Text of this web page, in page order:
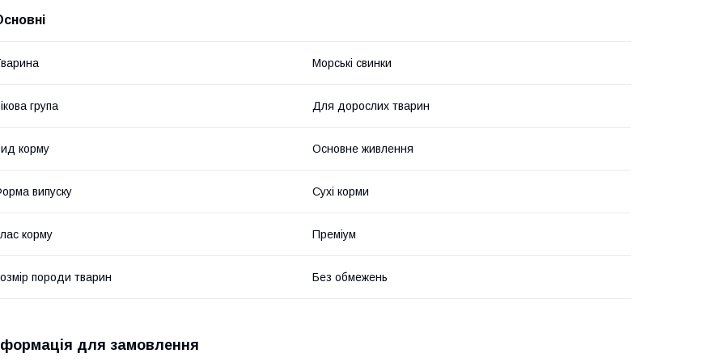
Морські свинки
група Для дорослих тварин
корму Основне живлення
випуску Сухі корми
корму Преміум
породи тварин Без обмежень
для замовлення